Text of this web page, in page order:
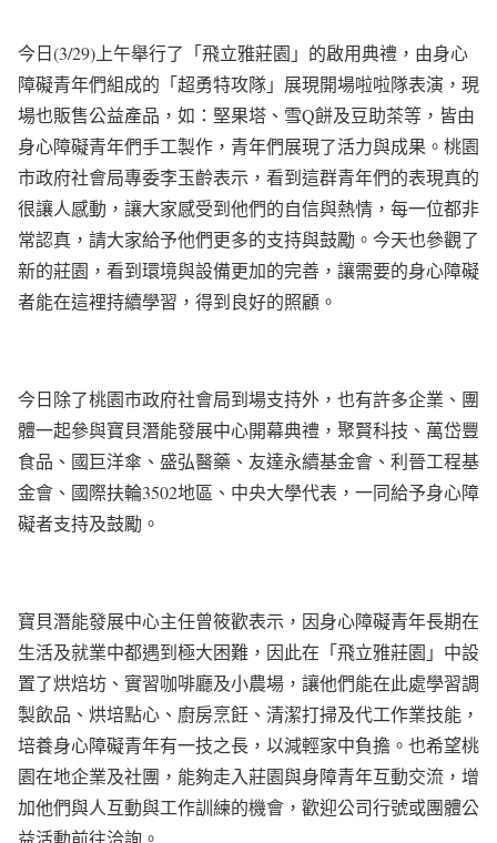
今日(3/29)上午舉行了「飛立雅莊園」的啟用典禮，由身心
障礙青年們組成的「超勇特攻隊」展現開場啦啦隊表演，現
場也販售公益產品，如：堅果塔、雪Q餅及豆助茶等，皆由
身心障礙青年們手工製作，青年們展現了活力與成果。桃園
市政府社會局專委李玉齡表示，看到這群青年們的表現真的
很讓人感動，讓大家感受到他們的自信與熱情，每一位都非
常認真，請大家給予他們更多的支持與鼓勵。今天也參觀了
新的莊園，看到環境與設備更加的完善，讓需要的身心障礙
者能在這裡持續學習，得到良好的照顧。
今日除了桃園市政府社會局到場支持外，也有許多企業、團
體一起參與寶貝潛能發展中心開幕典禮，聚賢科技、萬岱豐
食品、國巨洋傘、盛弘醫藥、友達永續基金會、利晉工程基
金會、國際扶輪3502地區、中央大學代表，一同給予身心障
礙者支持及鼓勵。
寶貝潛能發展中心主任曾筱歡表示，因身心障礙青年長期在
生活及就業中都遇到極大困難，因此在「飛立雅莊園」中設
置了烘焙坊、實習咖啡廳及小農場，讓他們能在此處學習調
製飲品、烘培點心、廚房烹飪、清潔打掃及代工作業技能，
培養身心障礙青年有一技之長，以減輕家中負擔。也希望桃
園在地企業及社團，能夠走入莊園與身障青年互動交流，增
加他們與人互動與工作訓練的機會，歡迎公司行號或團體公
益活動前往洽詢。